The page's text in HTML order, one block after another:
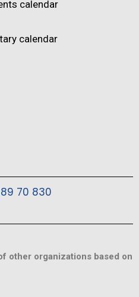
calendar
calendar
70 830
other organizations based on